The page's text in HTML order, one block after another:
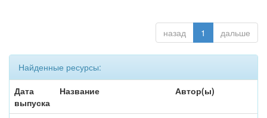
назад 1 дальше
Найденные ресурсы:
Дата
выпуска
Название Автор(ы)